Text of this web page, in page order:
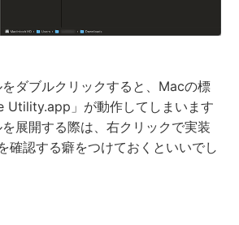
ダブルクリックすると、Macの標
Utility.app」が動作してしまいます
展開する際は、右クリックで実装
確認する癖をつけておくといいでし